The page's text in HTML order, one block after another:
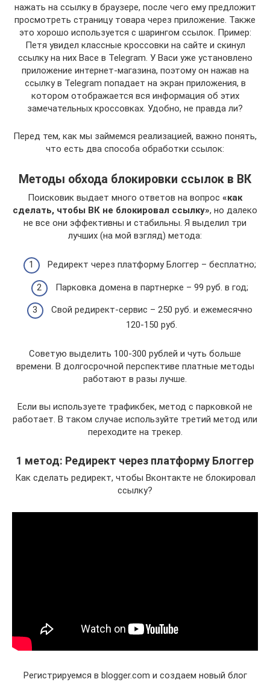
нажать на ссылку в браузере, после чего ему предложит
просмотреть страницу товара через приложение. Также
это хорошо используется с шарингом ссылок. Пример:
Петя увидел классные кроссовки на сайте и скинул
ссылку на них Васе в Telegram. У Васи уже установлено
приложение интернет-магазина, поэтому он нажав на
ссылку в Telegram попадает на экран приложения, в
котором отображается вся информация об этих
замечательных кроссовках. Удобно, не правда ли?
Перед тем, как мы займемся реализацией, важно понять,
что есть два способа обработки ссылок:
Методы обхода блокировки ссылок в ВК
Поисковик выдает много ответов на вопрос «как
сделать, чтобы ВК не блокировал ссылку», но далеко
не все они эффективны и стабильны. Я выделил три
лучших (на мой взгляд) метода:
Редирект через платформу Блоггер – бесплатно;
Парковка домена в партнерке – 99 руб. в год;
Свой редирект-сервис – 250 руб. и ежемесячно
120-150 руб.
Советую выделить 100-300 рублей и чуть больше
времени. В долгосрочной перспективе платные методы
работают в разы лучше.
Если вы используете трафикбек, метод с парковкой не
работает. В таком случае используйте третий метод или
переходите на трекер.
1 метод: Редирект через платформу Блоггер
Как сделать редирект, чтобы Вконтакте не блокировал
ссылку?
Регистрируемся в blogger.com и создаем новый блог